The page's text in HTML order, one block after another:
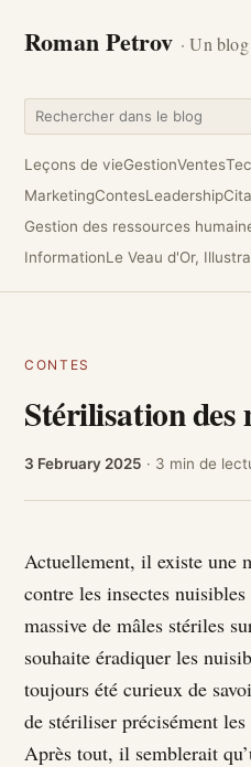
Roman Petrov · Un
Leçons de vieGestionVentes
MarketingContesLeadership
Gestion des ressources
InformationLe Veau d'Or,
CONTES
Stérilisation des
3 February 2025 · 3 min de
Actuellement, il existe une
contre les insectes
massive de mâles stériles
souhaite éradiquer les
toujours été curieux de
de stériliser précisément
Après tout, il semblerait